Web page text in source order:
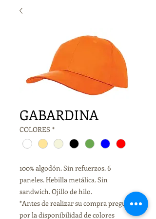
GABARDINA
COLORES *
100% algodón. Sin refuerzos. 6
paneles. Hebilla metálica. Sin
sandwich. Ojillo de hilo.
*Antes de realizar su compra pregunte
por la disponibilidad de colores